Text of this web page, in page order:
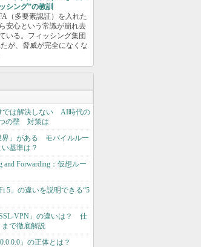
シング”の教訓
（多要素認証）を入れた
安心という常識が崩れ去
いる。フィッシング集団
たが、脅威が完全になくな
では解決しない AI時代の
の壁 対策は
界」がある モバイルルー
基準は？
and Forwarding：仮想ルー
5」の違いを説明できる“5
SSL-VPN」の違いは？ 仕
で徹底解説
」の正体とは？